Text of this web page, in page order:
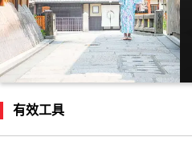
有效工具